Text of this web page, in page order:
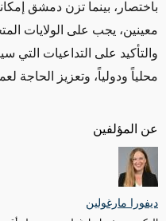
عن المؤلفين
ديفورا مارغولين
باختصار، بينما تزن دمشق
معينين، يجب على الولايات
والتأكيد على التداعيات التي
محلياً ودولياً، وتعزيز الحاجة